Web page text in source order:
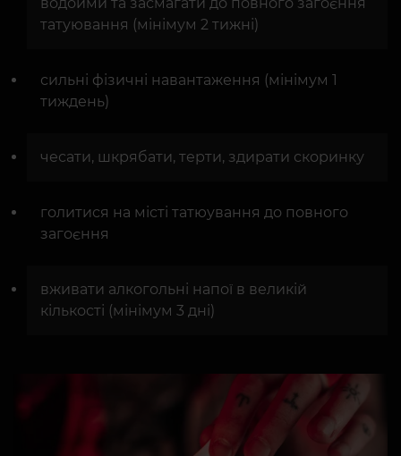
татуювання (мінімум 2 тижні)
сильні фізичні навантаження (мінімум 1
тиждень)
чесати, шкрябати, терти, здирати скоринку
голитися на місті татюування до повного
загоєння
вживати алкогольні напої в великій
кількості (мінімум 3 дні)